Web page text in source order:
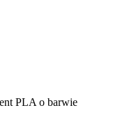
PLA o barwie